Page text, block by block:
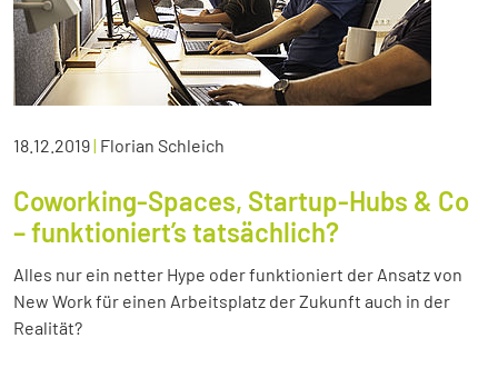
18.12.2019| Florian Schleich
Coworking-Spaces, Startup-Hubs & Co
– funktioniert’s tatsächlich?
Alles nur ein netter Hype oder funktioniert der Ansatz von
New Work für einen Arbeitsplatz der Zukunft auch in der
Realität?